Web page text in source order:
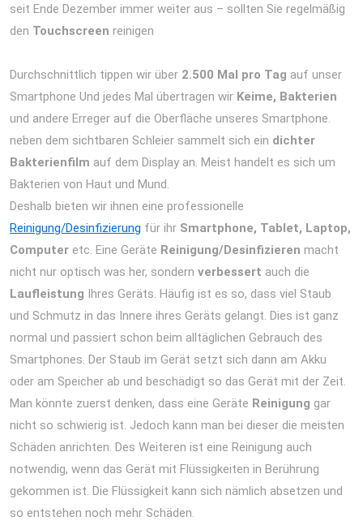
seit Ende Dezember immer weiter aus – sollten Sie regelmäßig
den Touchscreen reinigen
Durchschnittlich tippen wir über 2.500 Mal pro Tag auf unser
Smartphone Und jedes Mal übertragen wir Keime, Bakterien
und andere Erreger auf die Oberfläche unseres Smartphone.
neben dem sichtbaren Schleier sammelt sich ein dichter
Bakterienfilm auf dem Display an. Meist handelt es sich um
Bakterien von Haut und Mund.
Deshalb bieten wir ihnen eine professionelle
Reinigung/Desinfizierung für ihr Smartphone, Tablet, Laptop,
Computer etc. Eine Geräte Reinigung/Desinfizieren macht
nicht nur optisch was her, sondern verbessert auch die
Laufleistung Ihres Geräts. Häufig ist es so, dass viel Staub
und Schmutz in das Innere ihres Geräts gelangt. Dies ist ganz
normal und passiert schon beim alltäglichen Gebrauch des
Smartphones. Der Staub im Gerät setzt sich dann am Akku
oder am Speicher ab und beschädigt so das Gerät mit der Zeit.
Man könnte zuerst denken, dass eine Geräte Reinigung gar
nicht so schwierig ist. Jedoch kann man bei dieser die meisten
Schäden anrichten. Des Weiteren ist eine Reinigung auch
notwendig, wenn das Gerät mit Flüssigkeiten in Berührung
gekommen ist. Die Flüssigkeit kann sich nämlich absetzen und
so entstehen noch mehr Schäden.